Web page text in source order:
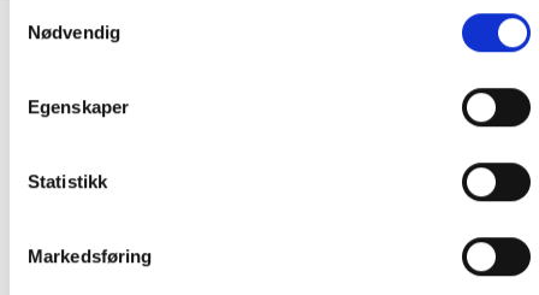
Nødvendig
Egenskaper
Statistikk
Markedsføring
handlekurven/checkout. Prisen avhenger av vekt eller volumvekt
Produkter som kan knuses eller skades via. transport sendes ikke.